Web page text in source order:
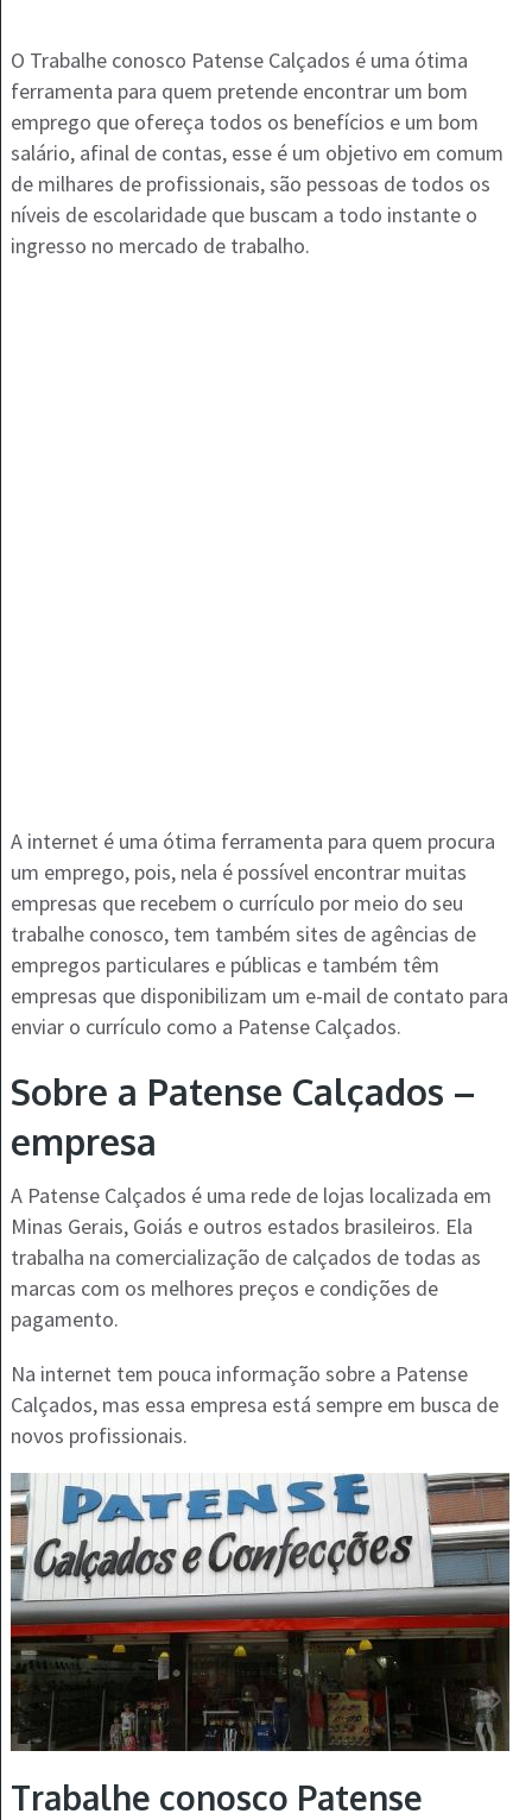
O Trabalhe conosco Patense Calçados é uma ótima
ferramenta para quem pretende encontrar um bom
emprego que ofereça todos os benefícios e um bom
salário, afinal de contas, esse é um objetivo em comum
de milhares de profissionais, são pessoas de todos os
níveis de escolaridade que buscam a todo instante o
ingresso no mercado de trabalho.
A internet é uma ótima ferramenta para quem procura
um emprego, pois, nela é possível encontrar muitas
empresas que recebem o currículo por meio do seu
trabalhe conosco, tem também sites de agências de
empregos particulares e públicas e também têm
empresas que disponibilizam um e-mail de contato para
enviar o currículo como a Patense Calçados.
Sobre a Patense Calçados –
empresa
A Patense Calçados é uma rede de lojas localizada em
Minas Gerais, Goiás e outros estados brasileiros. Ela
trabalha na comercialização de calçados de todas as
marcas com os melhores preços e condições de
pagamento.
Na internet tem pouca informação sobre a Patense
Calçados, mas essa empresa está sempre em busca de
novos profissionais.
Trabalhe conosco Patense